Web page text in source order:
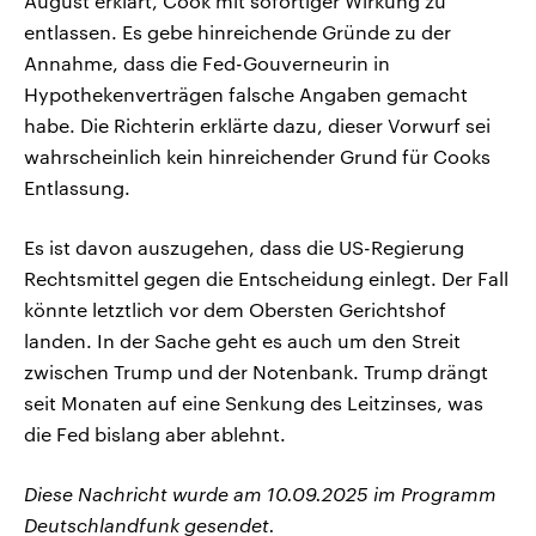
entlassen. Es gebe hinreichende Gründe zu der
Annahme, dass die Fed-Gouverneurin in
Hypothekenverträgen falsche Angaben gemacht
habe. Die Richterin erklärte dazu, dieser Vorwurf sei
wahrscheinlich kein hinreichender Grund für Cooks
Entlassung.
Es ist davon auszugehen, dass die US-Regierung
Rechtsmittel gegen die Entscheidung einlegt. Der Fall
könnte letztlich vor dem Obersten Gerichtshof
landen. In der Sache geht es auch um den Streit
zwischen Trump und der Notenbank. Trump drängt
seit Monaten auf eine Senkung des Leitzinses, was
die Fed bislang aber ablehnt.
Diese Nachricht wurde am 10.09.2025 im Programm
Deutschlandfunk gesendet.